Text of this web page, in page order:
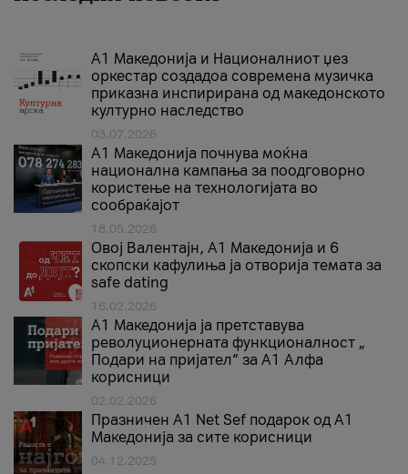
А1 Македонија и Националниот џез
оркестар создадоа современа музичка
приказна инспирирана од македонското
културно наследство
03.07.2026
A1 Македонија почнува моќна
национална кампања за поодговорно
користење на технологијата во
сообраќајот
18.05.2026
Овој Валентајн, A1 Македонија и 6
скопски кафулиња ја отворија темата за
safe dating
16.02.2026
А1 Македонија ја претставува
револуционерната функционалност „
Подари на пријател“ за А1 Алфа
корисници
02.02.2026
Празничен A1 Net Sеf подарок од А1
Македонија за сите корисници
04.12.2025